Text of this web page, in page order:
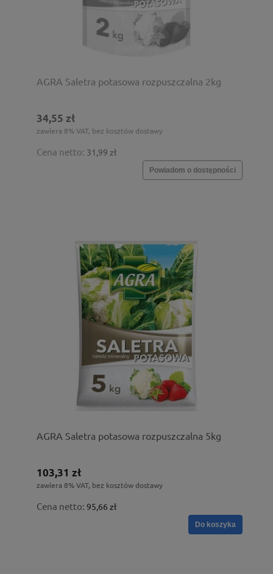
AGRA Saletra potasowa rozpuszczalna 2kg
34,55 zł
zawiera 8% VAT, bez kosztów dostawy
Cena netto: 31,99 zł
Powiadom o dostępności
AGRA Saletra potasowa rozpuszczalna 5kg
103,31 zł
zawiera 8% VAT, bez kosztów dostawy
Cena netto: 95,66 zł
Do koszyka